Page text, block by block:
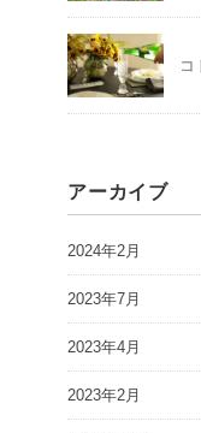
コ
アーカイブ
2024年2月
2023年7月
2023年4月
2023年2月